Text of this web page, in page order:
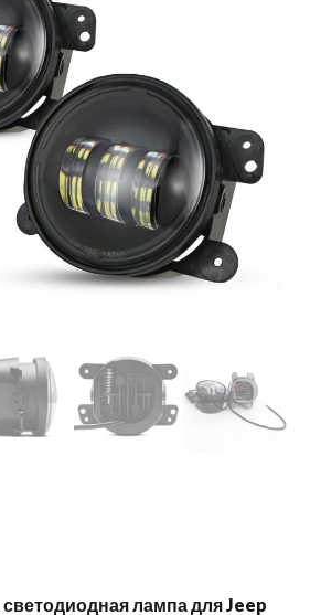
лампа для Jeep